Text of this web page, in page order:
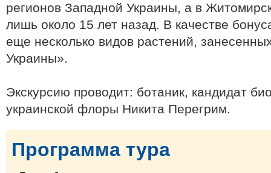
регионов Западной Украины, а в
лишь около 15 лет назад. В качестве
еще несколько видов растений,
Украины».
Экскурсию проводит: ботаник, кандидат
украинской флоры Никита Перегрим.
Программа тура